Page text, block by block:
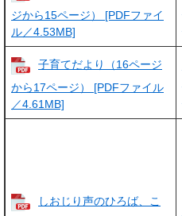
ジから15ページ） [PDFファイ
ル／4.53MB]
子育てだより（16ページ
から17ページ） [PDFファイル
／4.61MB]
しおじり声のひろば、こ